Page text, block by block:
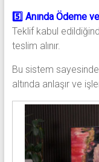
5️⃣ Anında Ödeme
Teklif kabul
teslim alınır.
Bu sistem
altında anlaşır ve